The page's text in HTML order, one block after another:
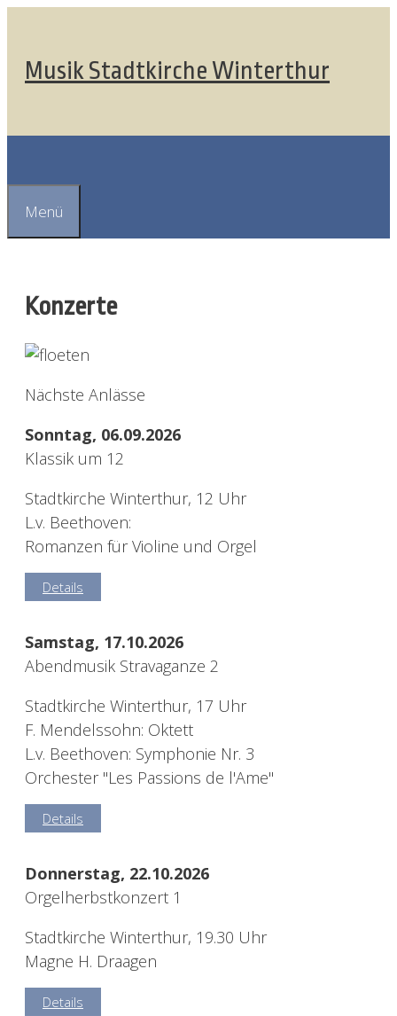
Inhalt
Musik Stadtkirche Winterthur
Menü
Konzerte
Nächste Anlässe
Sonntag, 06.09.2026
Klassik um 12
Stadtkirche Winterthur, 12 Uhr
L.v. Beethoven:
Romanzen für Violine und Orgel
Details
Samstag, 17.10.2026
Abendmusik Stravaganze 2
Stadtkirche Winterthur, 17 Uhr
F. Mendelssohn: Oktett
L.v. Beethoven: Symphonie Nr. 3
Orchester "Les Passions de l'Ame"
Details
Donnerstag, 22.10.2026
Orgelherbstkonzert 1
Stadtkirche Winterthur, 19.30 Uhr
Magne H. Draagen
Details